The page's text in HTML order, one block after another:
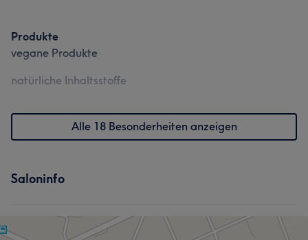
Produkte
vegane Produkte
natürliche Inhaltsstoffe
Alle 18 Besonderheiten anzeigen
Saloninfo